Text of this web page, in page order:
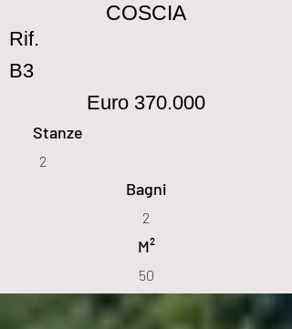
COSCIA
Rif.
B3
Euro 370.000
Stanze
2
Bagni
2
M²
50